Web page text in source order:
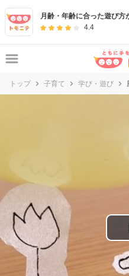
月齢・年齢に合った遊び方
4.4
トップ 子育て 学び・遊び